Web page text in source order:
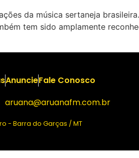
da música sertaneja
tem sido amplamente
AnuncieFale Conosco
aruana@aruanafm.com.br
- Barra do Garças / MT